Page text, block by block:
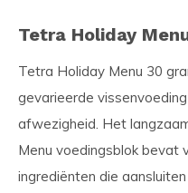
Tetra Holiday
Tetra Holiday Menu 30
gevarieerde
afwezigheid. Het
Menu voedingsblok bevat
ingrediënten die